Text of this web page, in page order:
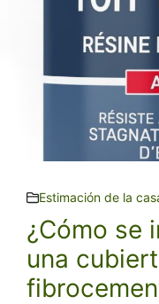
Estimación de la
¿Cómo se
una